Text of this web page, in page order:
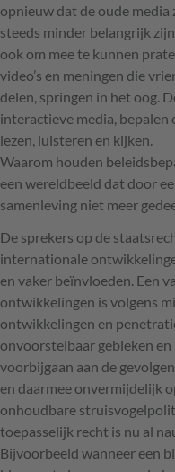
opnieuw dat de oude
steeds minder belangrijk
ook om mee te kunnen
video’s en meningen die
delen, springen in het oog.
interactieve media,
lezen, luisteren en kijken.
Waarom houden
een wereldbeeld dat door
samenleving niet meer
De sprekers op de
internationale
en vaker beïnvloeden. Een
ontwikkelingen is volgens
ontwikkelingen en
onvoorstelbaar gebleken
voorbijgaan aan de
en daarmee onvermijdelijk
onhoudbare
toepasselijk recht is nu al
Bijvoorbeeld wanneer een